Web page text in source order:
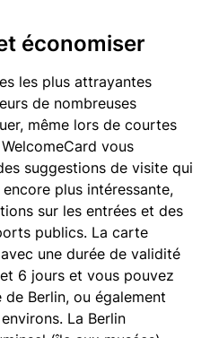
économiser
les plus attrayantes
de nombreuses
même lors de courtes
vous
suggestions de visite qui
plus intéressante,
sur les entrées et des
publics. La carte
une durée de validité
6 jours et vous pouvez
Berlin, ou également
La Berlin